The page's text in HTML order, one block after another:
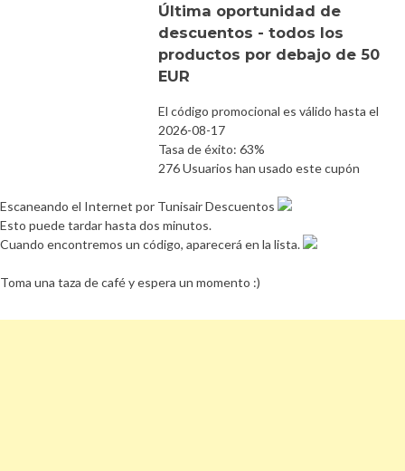
Última oportunidad de
descuentos - todos los
productos por debajo de 50
EUR
El código promocional es válido hasta el
2026-08-17
Tasa de éxito: 63%
276 Usuarios han usado este cupón
Escaneando el Internet por Tunisair Descuentos
Esto puede tardar hasta dos minutos.
Cuando encontremos un código, aparecerá en la lista.
Toma una taza de café y espera un momento :)